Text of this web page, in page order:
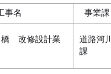
名 事業課
橋 改修設計業
道路河川
課